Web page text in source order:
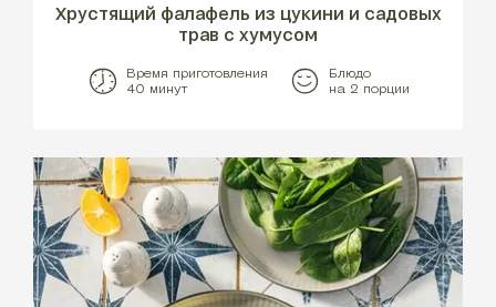
Хрустящий фалафель из цукини и садовых
трав с хумусом
Время приготовления
40 минут
Блюдо
на 2 порции